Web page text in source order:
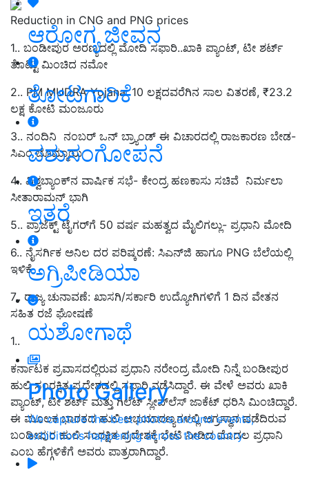
ಆರೋಗ್ಯ ಜೀವನ
ತೋಟಗಾರಿಕೆ
ಪಶುಸಂಗೋಪನೆ
ಇತರೆ
ಅಗ್ರಿಪೀಡಿಯಾ
ಯಶೋಗಾಥೆ
Photo Gallery
We capture the best photos around events,
exhibitions happening across the country
Reduction in CNG and PNG prices
1.. ಬಂಡೀಪುರ ಅರಣ್ಯದಲ್ಲಿ ಮೋದಿ ಸಫಾರಿ..ಖಾಕಿ ಪ್ಯಾಂಟ್, ಟೀ ಶರ್ಟ್
ತೊಟ್ಟು ಮಿಂಚಿದ ನಮೋ
2.. PM MUDRA Yojana: 10 ಲಕ್ಷದವರೆಗಿನ ಸಾಲ ವಿತರಣೆ, ₹23.2
ಲಕ್ಷ ಕೋಟಿ ಮಂಜೂರು
3.. ನಂದಿನಿ ನಂಬರ್ ಒನ್ ಬ್ರ್ಯಾಂಡ್ ಈ ವಿಚಾರದಲ್ಲಿ ರಾಜಕಾರಣ ಬೇಡ-
ಸಿಎಂ ಬೊಮ್ಮಾಯಿ
4.. ವಿಶ್ವಬ್ಯಾಂಕ್‌ನ ವಾರ್ಷಿಕ ಸಭೆ- ಕೇಂದ್ರ ಹಣಕಾಸು ಸಚಿವೆ ನಿರ್ಮಲಾ
ಸೀತಾರಾಮನ್ ಭಾಗಿ
5.. ಪ್ರಾಜೆಕ್ಟ್‌ಟೈಗರ್‌ಗೆ 50 ವರ್ಷ ಮಹತ್ವದ ಮೈಲಿಗಲ್ಲು- ಪ್ರಧಾನಿ ಮೋದಿ
6.. ನೈಸರ್ಗಿಕ ಅನಿಲ ದರ ಪರಿಷ್ಕರಣೆ: ಸಿಎನ್‌ಜಿ ಹಾಗೂ PNG ಬೆಲೆಯಲ್ಲಿ
ಇಳಿಕೆ
7.. ರಾಜ್ಯ ಚುನಾವಣೆ: ಖಾಸಗಿ/ಸರ್ಕಾರಿ ಉದ್ಯೋಗಿಗಳಿಗೆ 1 ದಿನ ವೇತನ
ಸಹಿತ ರಜೆ ಘೋಷಣೆ
1..
ಕರ್ನಾಟಕ ಪ್ರವಾಸದಲ್ಲಿರುವ ಪ್ರಧಾನಿ ನರೇಂದ್ರ ಮೋದಿ ನಿನ್ನೆ ಬಂಡೀಪುರ
ಹುಲಿ ಸಂರಕ್ಷಿತ ಪ್ರದೇಶದಲ್ಲಿ ಸಫಾರಿ ನಡೆಸಿದ್ದಾರೆ. ಈ ವೇಳೆ ಅವರು ಖಾಕಿ
ಪ್ಯಾಂಟ್, ಟೀ ಶರ್ಟ್ ಮತ್ತು ಗಿಲೆಟ್ ಸ್ಲೀವ್‌ಲೆಸ್ ಜಾಕೆಟ್ ಧರಿಸಿ ಮಿಂಚಿದ್ದಾರೆ.
ಈ ಮೂಲಕ ಭಾರತದ ಹುಲಿ ಅಭಯಾರಣ್ಯಗಳಲ್ಲಿ ಅಗ್ರಸ್ಥಾನ ಪಡೆದಿರುವ
ಬಂಡೀಪುರ ಹುಲಿ ಸಂರಕ್ಷಿತ ಪ್ರದೇಶಕ್ಕೆ ಭೇಟಿ ನೀಡಿದ ಮೊದಲ ಪ್ರಧಾನಿ
ಎಂಬ ಹೆಗ್ಗಳಿಕೆಗೆ ಅವರು ಪಾತ್ರರಾಗಿದ್ದಾರೆ.